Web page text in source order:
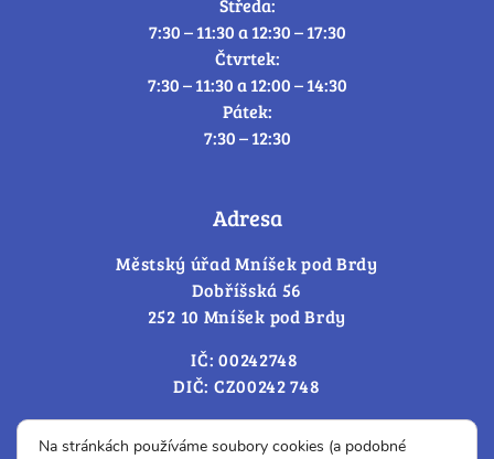
Středa:
7:30 – 11:30 a 12:30 – 17:30
Čtvrtek:
7:30 – 11:30 a 12:00 – 14:30
Pátek:
7:30 – 12:30
Adresa
Městský úřad Mníšek pod Brdy
Dobříšská 56
252 10 Mníšek pod Brdy
IČ: 00242748
DIČ: CZ00242 748
Cookies – změna souhlasu
Na stránkách používáme soubory cookies (a podobné